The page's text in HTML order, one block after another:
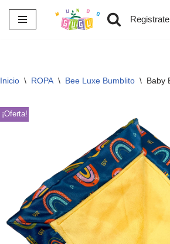
Saltar
Registrate
Inicio \ ROPA \ Bee Luxe Bumblito \ Baby
¡Oferta!